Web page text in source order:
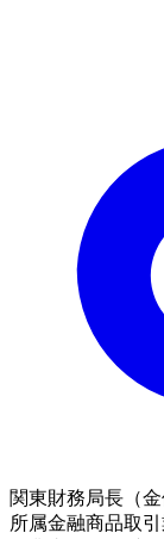
関東財務局長（
所属金融商品取